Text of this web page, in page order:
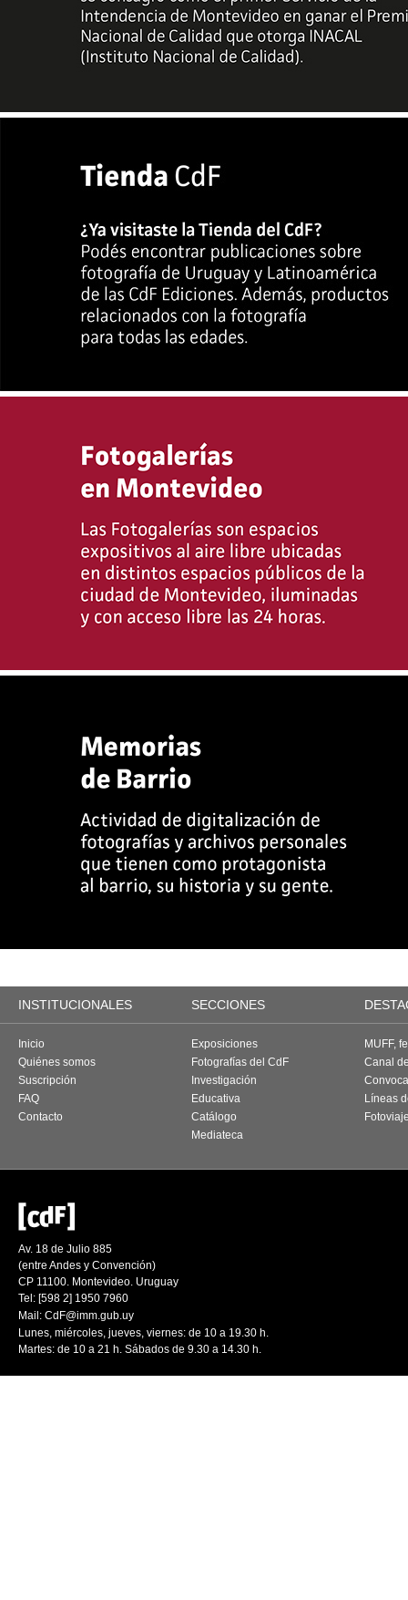
INSTITUCIONALES SECCIONES
Inicio
Quiénes somos
Suscripción
FAQ
Contacto
Exposiciones
Fotografías del CdF
Investigación
Educativa
Catálogo
Mediateca
MUFF,
Canal
Líneas
Av. 18 de Julio 885
(entre Andes y Convención)
CP 11100. Montevideo. Uruguay
Tel: [598 2] 1950 7960
Mail: CdF@imm.gub.uy
Lunes, miércoles, jueves, viernes: de 10 a 19.30 h.
Martes: de 10 a 21 h. Sábados de 9.30 a 14.30 h.